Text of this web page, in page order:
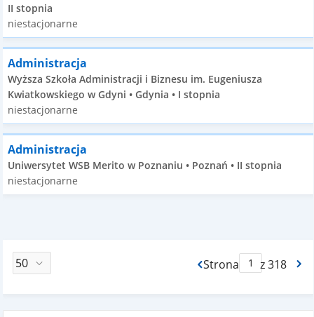
II stopnia
niestacjonarne
Administracja
Wyższa Szkoła Administracji i Biznesu im. Eugeniusza
Kwiatkowskiego w Gdyni • Gdynia • I stopnia
niestacjonarne
Administracja
Uniwersytet WSB Merito w Poznaniu • Poznań • II stopnia
niestacjonarne
Strona
Max Stronaz 318